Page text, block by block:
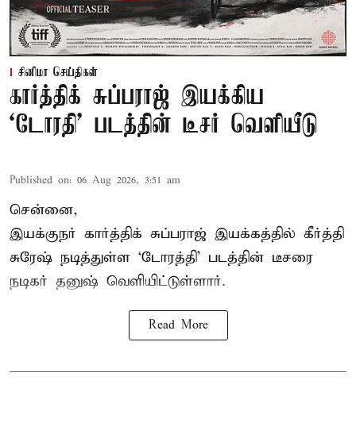
சினிமா செய்திகள்
கார்த்திக் சுப்பராஜ் இயக்கிய
`டோரதி' படத்தின் டீசர் வெளியீடு
Published on: 06 Aug 2026, 3:51 am
சென்னை,
இயக்குநர் கார்த்திக் சுப்பராஜ் இயக்கத்தில் கீர்த்தி
சுரேஷ் நடித்துள்ள `டோரத்தி' படத்தின் டீசரை
நடிகர் தனுஷ் வெளியிட்டுள்ளார்.
Read More